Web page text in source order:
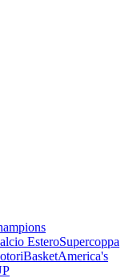
EsteroSupercoppa
BasketAmerica's